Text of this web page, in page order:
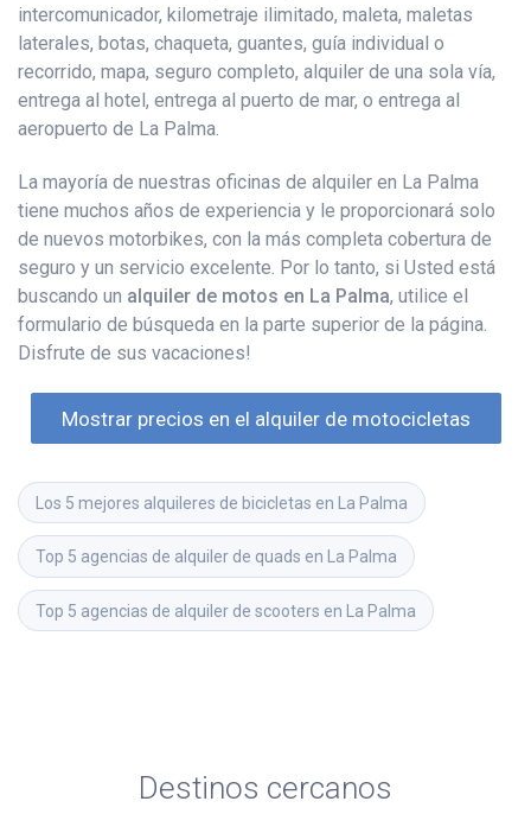
intercomunicador, kilometraje ilimitado, maleta, maletas
laterales, botas, chaqueta, guantes, guía individual o
recorrido, mapa, seguro completo, alquiler de una sola vía,
entrega al hotel, entrega al puerto de mar, o entrega al
aeropuerto de La Palma.
La mayoría de nuestras oficinas de alquiler en La Palma
tiene muchos años de experiencia y le proporcionará solo
de nuevos motorbikes, con la más completa cobertura de
seguro y un servicio excelente. Por lo tanto, si Usted está
buscando un alquiler de motos en La Palma, utilice el
formulario de búsqueda en la parte superior de la página.
Disfrute de sus vacaciones!
Mostrar precios en el alquiler de motocicletas
Los 5 mejores alquileres de bicicletas en La Palma
Top 5 agencias de alquiler de quads en La Palma
Top 5 agencias de alquiler de scooters en La Palma
Destinos cercanos